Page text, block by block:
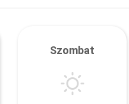
Szombat